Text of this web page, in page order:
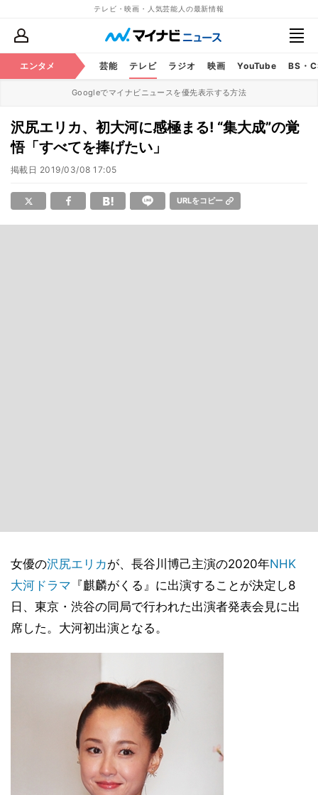
テレビ・映画・人気芸能人の最新情報
エンタメ 芸能 テレビ ラジオ 映画 YouTube BS・
Googleでマイナビニュースを優先表示する方法
沢尻エリカ、初大河に感極まる! “集大成”の覚
悟「すべてを捧げたい」
掲載日 2019/03/08 17:05
URLをコピー
女優の沢尻エリカが、長谷川博己主演の2020年NHK
大河ドラマ 『麒麟がくる』に出演することが決定し8
日、東京・渋谷の同局で行われた出演者発表会見に出
席した。大河初出演となる。